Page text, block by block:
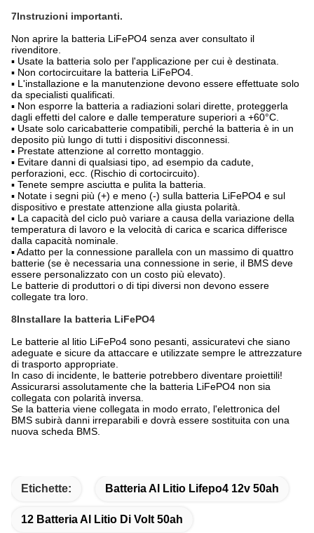
7Instruzioni importanti.
Non aprire la batteria LiFePO4 senza aver consultato il
rivenditore.
▪ Usate la batteria solo per l'applicazione per cui è destinata.
▪ Non cortocircuitare la batteria LiFePO4.
▪ L'installazione e la manutenzione devono essere effettuate solo
da specialisti qualificati.
▪ Non esporre la batteria a radiazioni solari dirette, proteggerla
dagli effetti del calore e dalle temperature superiori a +60°C.
▪ Usate solo caricabatterie compatibili, perché la batteria è in un
deposito più lungo di tutti i dispositivi disconnessi.
▪ Prestate attenzione al corretto montaggio.
▪ Evitare danni di qualsiasi tipo, ad esempio da cadute,
perforazioni, ecc. (Rischio di cortocircuito).
▪ Tenete sempre asciutta e pulita la batteria.
▪ Notate i segni più (+) e meno (-) sulla batteria LiFePO4 e sul
dispositivo e prestate attenzione alla giusta polarità.
▪ La capacità del ciclo può variare a causa della variazione della
temperatura di lavoro e la velocità di carica e scarica differisce
dalla capacità nominale.
▪ Adatto per la connessione parallela con un massimo di quattro
batterie (se è necessaria una connessione in serie, il BMS deve
essere personalizzato con un costo più elevato).
Le batterie di produttori o di tipi diversi non devono essere
collegate tra loro.
8Installare la batteria LiFePO4
Le batterie al litio LiFePo4 sono pesanti, assicuratevi che siano
adeguate e sicure da attaccare e utilizzate sempre le attrezzature
di trasporto appropriate.
In caso di incidente, le batterie potrebbero diventare proiettili!
Assicurarsi assolutamente che la batteria LiFePO4 non sia
collegata con polarità inversa.
Se la batteria viene collegata in modo errato, l'elettronica del
BMS subirà danni irreparabili e dovrà essere sostituita con una
nuova scheda BMS.
Etichette: Batteria Al Litio Lifepo4 12v 50ah
12 Batteria Al Litio Di Volt 50ah